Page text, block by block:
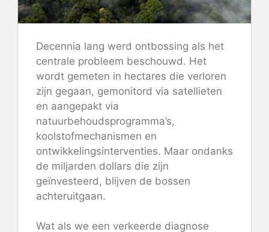
Decennia lang werd ontbossing als het
centrale probleem beschouwd. Het
wordt gemeten in hectares die verloren
zijn gegaan, gemonitord via satellieten
en aangepakt via
natuurbehoudsprogramma’s,
koolstofmechanismen en
ontwikkelingsinterventies. Maar ondanks
de miljarden dollars die zijn
geïnvesteerd, blijven de bossen
achteruitgaan.
Wat als we een verkeerde diagnose